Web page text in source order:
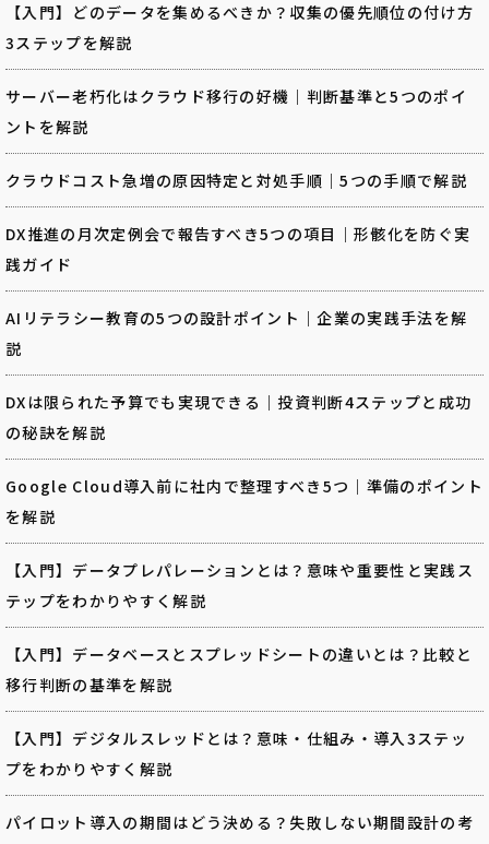
【入門】どのデータを集めるべきか？収集の優先順位の付け方
3ステップを解説
サーバー老朽化はクラウド移行の好機｜判断基準と5つのポイ
ントを解説
クラウドコスト急増の原因特定と対処手順｜5つの手順で解説
DX推進の月次定例会で報告すべき5つの項目｜形骸化を防ぐ実
践ガイド
AIリテラシー教育の5つの設計ポイント｜企業の実践手法を解
説
DXは限られた予算でも実現できる｜投資判断4ステップと成功
の秘訣を解説
Google Cloud導入前に社内で整理すべき5つ｜準備のポイント
を解説
【入門】データプレパレーションとは？意味や重要性と実践ス
テップをわかりやすく解説
【入門】データベースとスプレッドシートの違いとは？比較と
移行判断の基準を解説
【入門】デジタルスレッドとは？意味・仕組み・導入3ステッ
プをわかりやすく解説
パイロット導入の期間はどう決める？失敗しない期間設計の考